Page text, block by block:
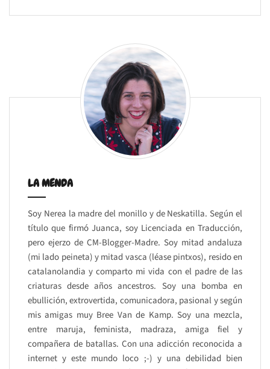
LA MENDA
Soy Nerea la madre del monillo y de Neskatilla. Según el
título que firmó Juanca, soy Licenciada en Traducción,
pero ejerzo de CM-Blogger-Madre. Soy mitad andaluza
(mi lado peineta) y mitad vasca (léase pintxos), resido en
catalanolandia y comparto mi vida con el padre de las
criaturas desde años ancestros. Soy una bomba en
ebullición, extrovertida, comunicadora, pasional y según
mis amigas muy Bree Van de Kamp. Soy una mezcla,
entre maruja, feminista, madraza, amiga fiel y
compañera de batallas. Con una adicción reconocida a
internet y este mundo loco ;-) y una debilidad bien